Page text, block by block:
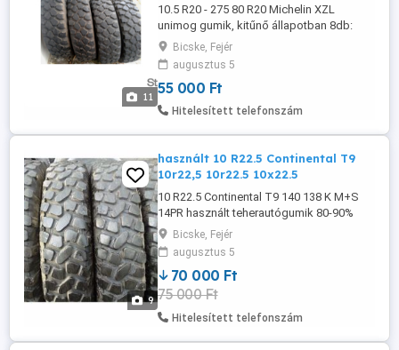
11
10.5 R20 - 275 80 R20 Michelin XZL
unimog gumik, kitűnő állapotban 8db:
4db 70% állapot 50.000, 4db 90% állapot
60.000 tel. 06-30-684-51-19 Bicske.
Szállítás futárral lehetséges. A
következőkre is felszerelhető -pl. unimog,
pótkocsira, mezőgazdasági pótra, MTZ
Bicske, Fejér
augusztus 5
55 000 Ft
Hitelesített telefonszám
9
használt 10 R22.5 Continental T9
10r22,5 10r22.5 10x22.5
10 R22.5 Continental T9 140 138 K M+S
14PR használt teherautógumik 80-90%
profillal hibátlan állapotban 70.000- db
(teljesen új abroncs 178590+áfa db) Nem
javított, nem futózott, nem vágott egyik
sem. tel . 06_30_684_5119 Bicske.
Terepre, kiközelítésre, erdőre, off-roadra,
duplakerekes ...
Bicske, Fejér
augusztus 5
70 000 Ft
75 000 Ft
Hitelesített telefonszám